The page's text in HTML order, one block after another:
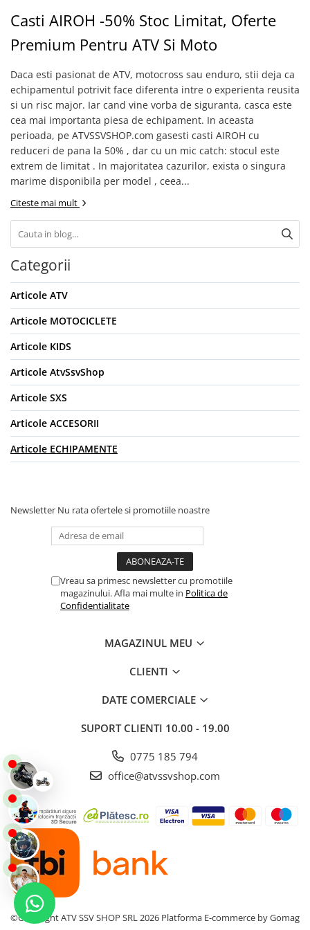
GOES 500L
GOES 1000
GOES MY 2026
MODEL ATV CAN-AM
Can-Am Outlander
Can-Am Renegade
CAN-AM MY 2026
Capacitate
200 - 400 cmc. (8)
400 - 600 cmc. (65)
600 - 800 cmc. (29)
800 - 1000 cmc. (81)
MOTOCICLETE
SCUTERE
KIDS
ATV COPII
MOTO COPII
RYKER
SPYDER
CROSS ENDURO
Armura
ECHIPAMENTE MOTO
Casti
Ochelari
Manusi
Tricouri
Pantaloni
Borseta
Geanta
Rucsac
ACCESORII MOTO
SUPORT SKIJET
ACCESORII ATV
ANVELOPE ATV
BULLBAR SSV
ACCESORII SSV
CUTII SSV
Casti AIROH -50% Stoc Limitat, Oferte
Premium Pentru ATV Si Moto
Daca esti pasionat de ATV, motocross sau enduro, stii deja ca
echipamentul potrivit face diferenta intre o experienta reusita
si un risc major. Iar cand vine vorba de siguranta, casca este
cea mai importanta piesa de echipament. In aceasta
perioada, pe ATVSSVSHOP.com gasesti casti AIROH cu
reduceri de pana la 50% , dar cu un mic catch: stocul este
extrem de limitat . In majoritatea cazurilor, exista o singura
marime disponibila per model , ceea...
Citeste mai mult
Categorii
Articole ATV
Articole MOTOCICLETE
Articole KIDS
Articole AtvSsvShop
Articole SXS
Articole ACCESORII
Articole ECHIPAMENTE
Newsletter Nu rata ofertele si promotiile noastre
Vreau sa primesc newsletter cu promotiile
magazinului. Afla mai multe in Politica de
Confidentialitate
MAGAZINUL MEU
CLIENTI
DATE COMERCIALE
SUPORT CLIENTI 10.00 - 19.00
0775 185 794
office@atvssvshop.com
©Copyright ATV SSV SHOP SRL 2026 Platforma E-commerce by Gomag